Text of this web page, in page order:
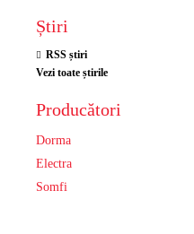
Știri
RSS știri
Vezi toate știrile
Producători
Dorma
Electra
Somfi